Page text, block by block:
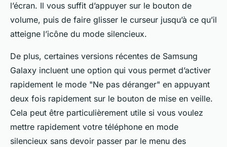
l’écran. Il vous suffit d’appuyer sur le bouton de
volume, puis de faire glisser le curseur jusqu’à ce qu’il
atteigne l’icône du mode silencieux.
De plus, certaines versions récentes de Samsung
Galaxy incluent une option qui vous permet d’activer
rapidement le mode "Ne pas déranger" en appuyant
deux fois rapidement sur le bouton de mise en veille.
Cela peut être particulièrement utile si vous voulez
mettre rapidement votre téléphone en mode
silencieux sans devoir passer par le menu des